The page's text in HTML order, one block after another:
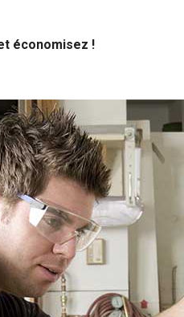
économisez !